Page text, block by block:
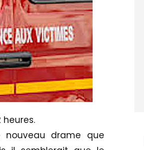
nouveau drame que